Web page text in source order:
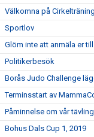
Välkomna på Cirkelträning
Sportlov
Glöm inte att anmäla er
Politikerbesök
Borås Judo Challenge
Terminsstart av
Påminnelse om vår
Bohus Dals Cup 1, 2019